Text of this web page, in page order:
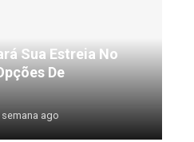
Sua Estreia No
De
semana ago